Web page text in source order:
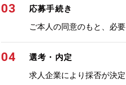
03
応募手続き
ご本人の同意のもと、必
04
選考・内定
求人企業により採否が決